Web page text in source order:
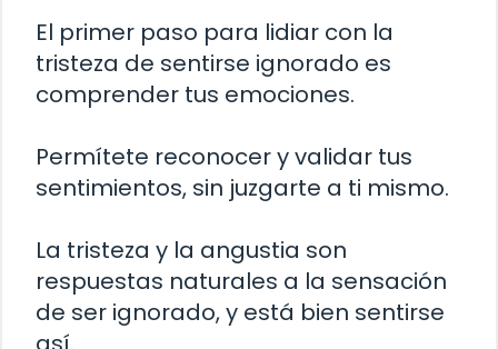
El primer paso para lidiar con la
tristeza de sentirse ignorado es
comprender tus emociones.
Permítete reconocer y validar tus
sentimientos, sin juzgarte a ti mismo.
La tristeza y la angustia son
respuestas naturales a la sensación
de ser ignorado, y está bien sentirse